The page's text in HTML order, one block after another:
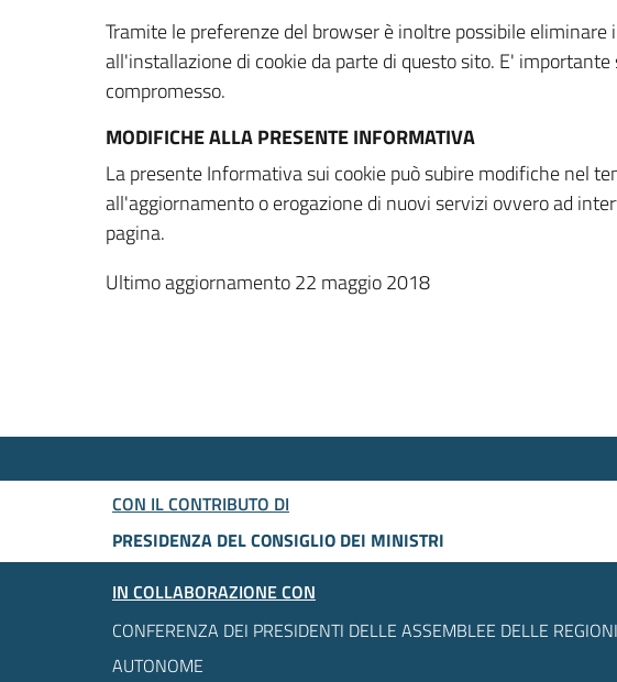
Tramite le preferenze del browser è inoltre possibile
all'installazione di cookie da parte di questo sito. E'
compromesso.
MODIFICHE ALLA PRESENTE INFORMATIVA
La presente Informativa sui cookie può subire modifiche nel
all'aggiornamento o erogazione di nuovi servizi ovvero ad
pagina.
Ultimo aggiornamento 22 maggio 2018
CON IL CONTRIBUTO DI
PRESIDENZA DEL CONSIGLIO DEI MINISTRI
IN COLLABORAZIONE CON
CONFERENZA DEI PRESIDENTI DELLE ASSEMBLEE DELLE
AUTONOME